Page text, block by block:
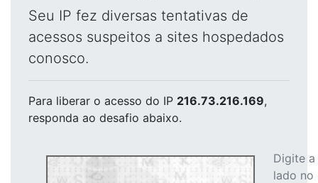
Seu IP fez diversas tentativas de
acessos suspeitos a sites hospedados
conosco.
Para liberar o acesso do IP 216.73.216.169,
responda ao desafio abaixo.
Digite
lado no